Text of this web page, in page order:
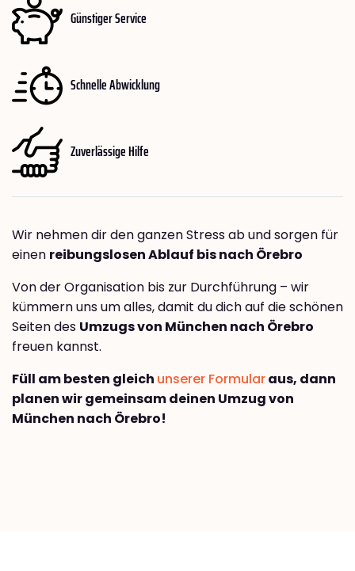
Günstiger Service
Schnelle Abwicklung
Zuverlässige Hilfe
Wir nehmen dir den ganzen Stress ab und sorgen für
einen reibungslosen Ablauf bis nach Örebro
Von der Organisation bis zur Durchführung – wir
kümmern uns um alles, damit du dich auf die schönen
Seiten des Umzugs von München nach Örebro
freuen kannst.
Füll am besten gleich unserer Formularaus, dann
planen wir gemeinsam deinen Umzug von
München nach Örebro!